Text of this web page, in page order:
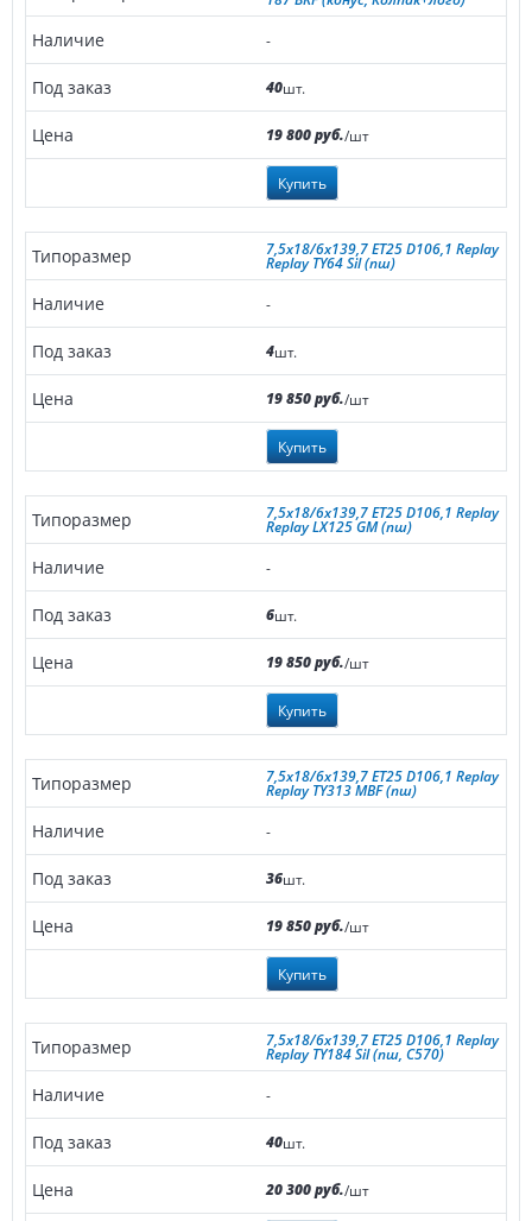
-
40шт.
19 800 руб./шт
Купить
7,5x18/6x139,7 ET25 D106,1 Replay
Replay TY64 Sil (пш)
-
4шт.
19 850 руб./шт
Купить
7,5x18/6x139,7 ET25 D106,1 Replay
Replay LX125 GM (пш)
-
6шт.
19 850 руб./шт
Купить
7,5x18/6x139,7 ET25 D106,1 Replay
Replay TY313 MBF (пш)
-
36шт.
19 850 руб./шт
Купить
7,5x18/6x139,7 ET25 D106,1 Replay
Replay TY184 Sil (пш, C570)
-
40шт.
20 300 руб./шт